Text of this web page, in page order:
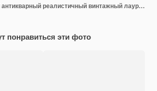
Деревянный антикварный реалистичный винтажный лауреат лавровый венок
понравиться эти фото